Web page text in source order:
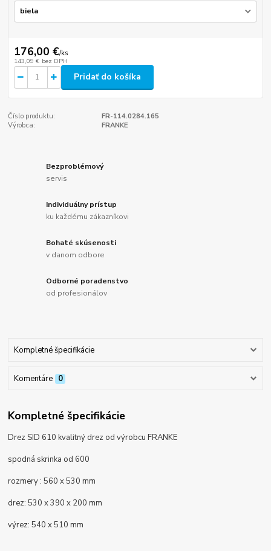
176,00 €/ks
143,09 € bez DPH
Pridať do košíka
Číslo produktu:
FR-114.0284.165
Výrobca:
FRANKE
Bezproblémový
servis
Individuálny prístup
ku každému zákazníkovi
Bohaté skúsenosti
v danom odbore
Odborné poradenstvo
od profesionálov
Kompletné špecifikácie
Komentáre 0
Kompletné špecifikácie
Drez SID 610 kvalitný drez od výrobcu FRANKE
spodná skrinka od 600
rozmery : 560 x 530 mm
drez:530 x 390 x 200 mm
výrez: 540 x 510 mm